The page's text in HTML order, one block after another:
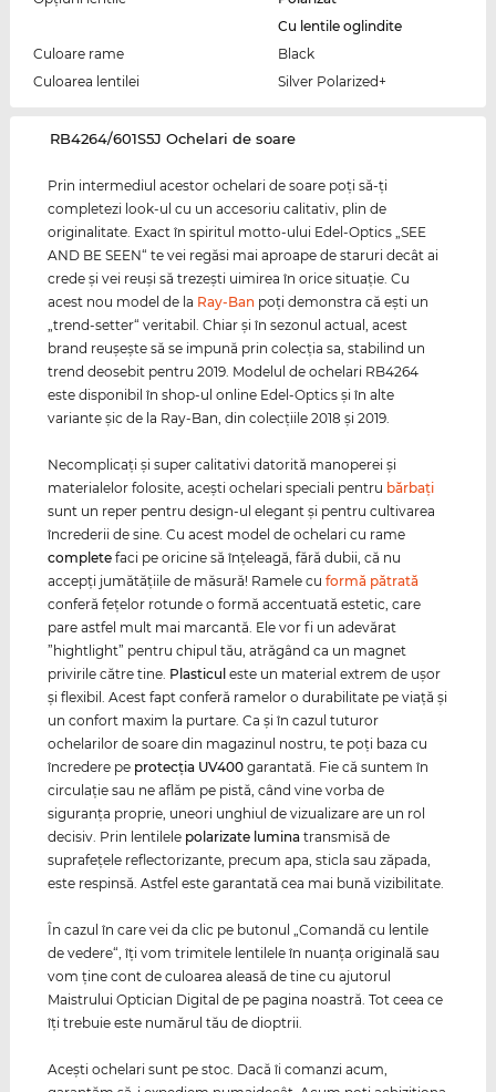
Cu lentile oglindite
Culoare rame
Black
Culoarea lentilei
Silver Polarized+
‌RB4264/601S5J Ochelari de soare
Prin intermediul acestor ochelari de soare poţi să-ţi
completezi look-ul cu un accesoriu calitativ, plin de
originalitate. Exact în spiritul motto-ului Edel-Optics „SEE
AND BE SEEN“ te vei regăsi mai aproape de staruri decât ai
crede şi vei reuşi să trezeşti uimirea în orice situaţie. Cu
acest nou model de la Ray-Ban poţi demonstra că eşti un
„trend-setter“ veritabil. Chiar şi în sezonul actual, acest
brand reuşeşte să se impună prin colecţia sa, stabilind un
trend deosebit pentru 2019. Modelul de ochelari RB4264
este disponibil în shop-ul online Edel-Optics şi în alte
variante şic de la Ray-Ban, din colecţiile 2018 şi 2019.
Necomplicaţi şi super calitativi datorită manoperei şi
materialelor folosite, aceşti ochelari speciali pentru bărbaţi
sunt un reper pentru design-ul elegant şi pentru cultivarea
încrederii de sine. Cu acest model de ochelari cu rame
complete faci pe oricine să înţeleagă, fără dubii, că nu
accepţi jumătăţiile de măsură! Ramele cuformă pătrată
conferă feţelor rotunde o formă accentuată estetic, care
pare astfel mult mai marcantă. Ele vor fi un adevărat
”hightlight” pentru chipul tău, atrăgând ca un magnet
privirile către tine. Plasticul este un material extrem de uşor
şi flexibil. Acest fapt conferă ramelor o durabilitate pe viaţă şi
un confort maxim la purtare. Ca și în cazul tuturor
ochelarilor de soare din magazinul nostru, te poți baza cu
încredere pe protecția UV400 garantată. Fie că suntem în
circulaţie sau ne aflăm pe pistă, când vine vorba de
siguranţa proprie, uneori unghiul de vizualizare are un rol
decisiv. Prin lentilele polarizate lumina transmisă de
suprafeţele reflectorizante, precum apa, sticla sau zăpada,
este respinsă. Astfel este garantată cea mai bună vizibilitate.
În cazul în care vei da clic pe butonul „Comandă cu lentile
de vedere“, îţi vom trimitele lentilele în nuanţa originală sau
vom ţine cont de culoarea aleasă de tine cu ajutorul
Maistrului Optician Digital de pe pagina noastră. Tot ceea ce
îţi trebuie este numărul tău de dioptrii.
Aceşti ochelari sunt pe stoc. Dacă îi comanzi acum,